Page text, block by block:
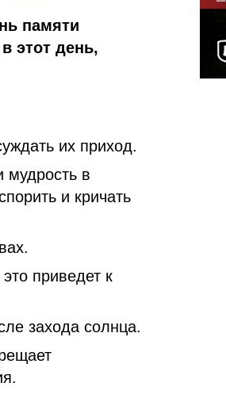
памяти
этот день,
их приход.
мудрость в
и кричать
приведет к
захода солнца.